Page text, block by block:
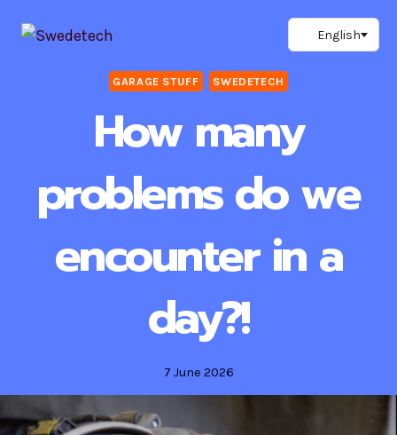
GARAGE STUFF SWEDETECH
How many
problems do we
encounter in a
day?!
7 June 2026